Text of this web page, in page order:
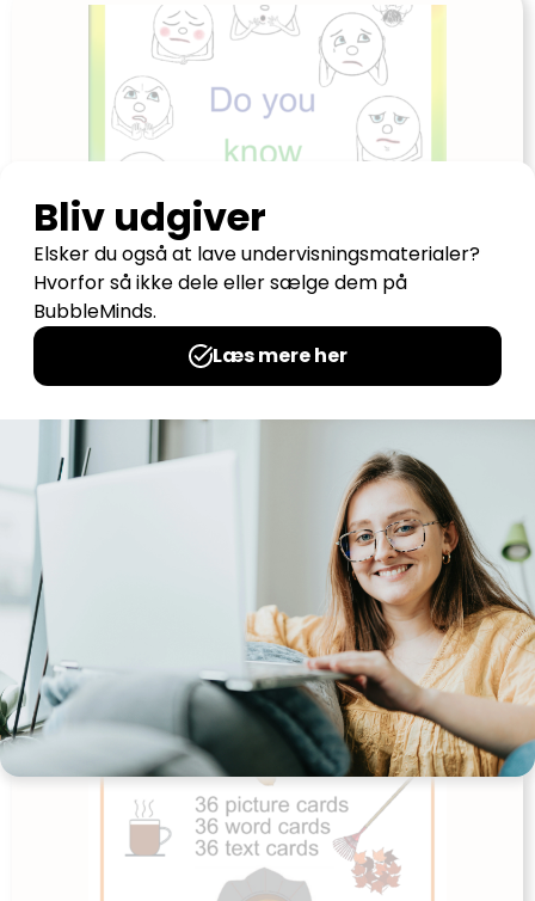
Do you know the feeling?
Udgives af: Birte Flethøj Ege